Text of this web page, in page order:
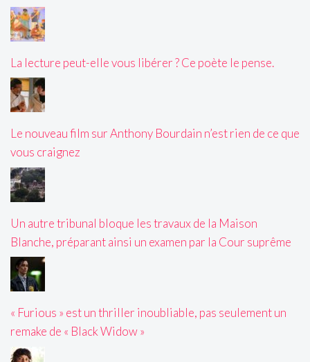
La lecture peut-elle vous libérer ? Ce poète le pense.
Le nouveau film sur Anthony Bourdain n’est rien de ce que
vous craignez
Un autre tribunal bloque les travaux de la Maison
Blanche, préparant ainsi un examen par la Cour suprême
« Furious » est un thriller inoubliable, pas seulement un
remake de « Black Widow »